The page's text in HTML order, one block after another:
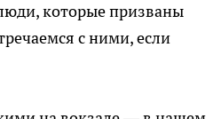
которые призваны
с ними, если